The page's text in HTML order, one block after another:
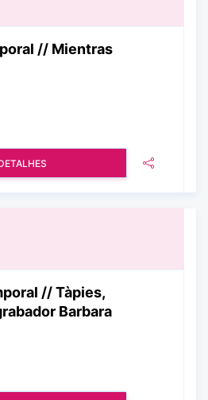
// Mientras
// Tàpies,
Barbara